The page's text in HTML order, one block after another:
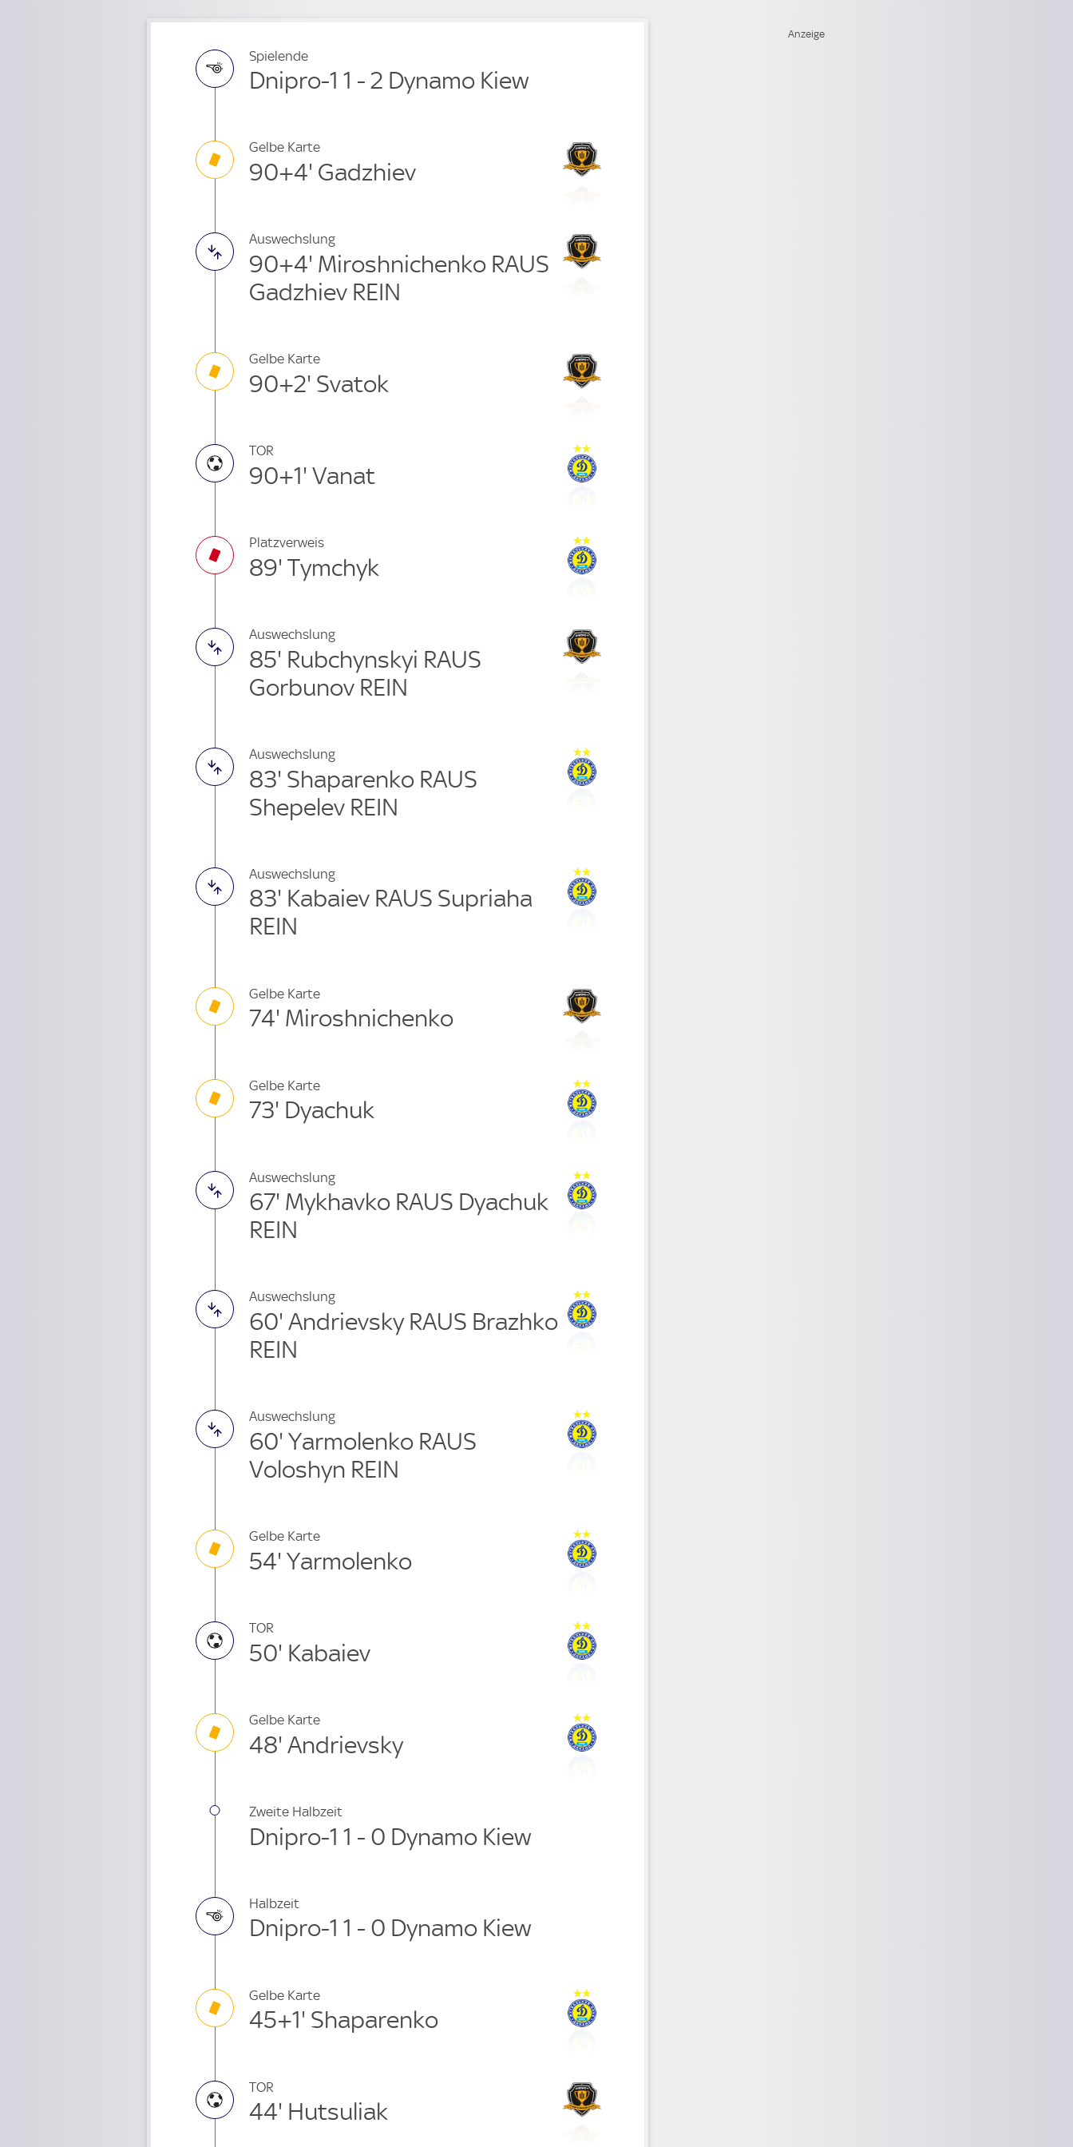
Spielende
Dnipro-1 1 - 2 Dynamo Kiew
Gelbe Karte
90+4' Gadzhiev
Auswechslung
90+4' Miroshnichenko RAUS
Gadzhiev REIN
Gelbe Karte
90+2' Svatok
TOR
90+1' Vanat
Platzverweis
89' Tymchyk
Auswechslung
85' Rubchynskyi RAUS
Gorbunov REIN
Auswechslung
83' Shaparenko RAUS
Shepelev REIN
Auswechslung
83' Kabaiev RAUS Supriaha
REIN
Gelbe Karte
74' Miroshnichenko
Gelbe Karte
73' Dyachuk
Auswechslung
67' Mykhavko RAUS Dyachuk
REIN
Auswechslung
60' Andrievsky RAUS Brazhko
REIN
Auswechslung
60' Yarmolenko RAUS
Voloshyn REIN
Gelbe Karte
54' Yarmolenko
TOR
50' Kabaiev
Gelbe Karte
48' Andrievsky
Zweite Halbzeit
Dnipro-1 1 - 0 Dynamo Kiew
Halbzeit
Dnipro-1 1 - 0 Dynamo Kiew
Gelbe Karte
45+1' Shaparenko
TOR
44' Hutsuliak